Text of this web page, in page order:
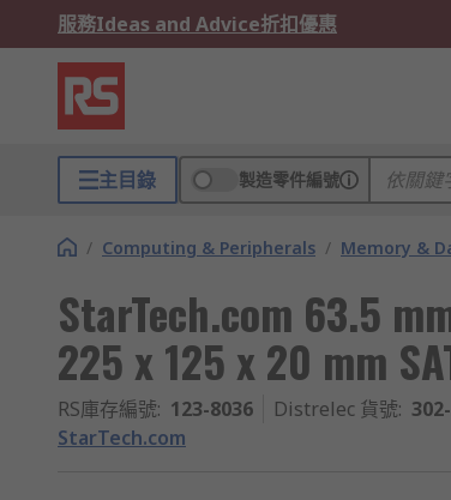
服務Ideas and Advice折扣優惠
主目錄 製造零件編號
/ Computing & Peripherals / Memory &
StarTech.com 63.5
225 x 125 x 20 mm
RS庫存編號: 123-8036 Distrelec 貨號:
StarTech.com